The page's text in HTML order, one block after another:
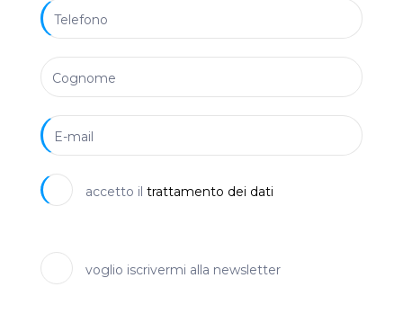
accetto il trattamento dei dati
voglio iscrivermi alla newsletter